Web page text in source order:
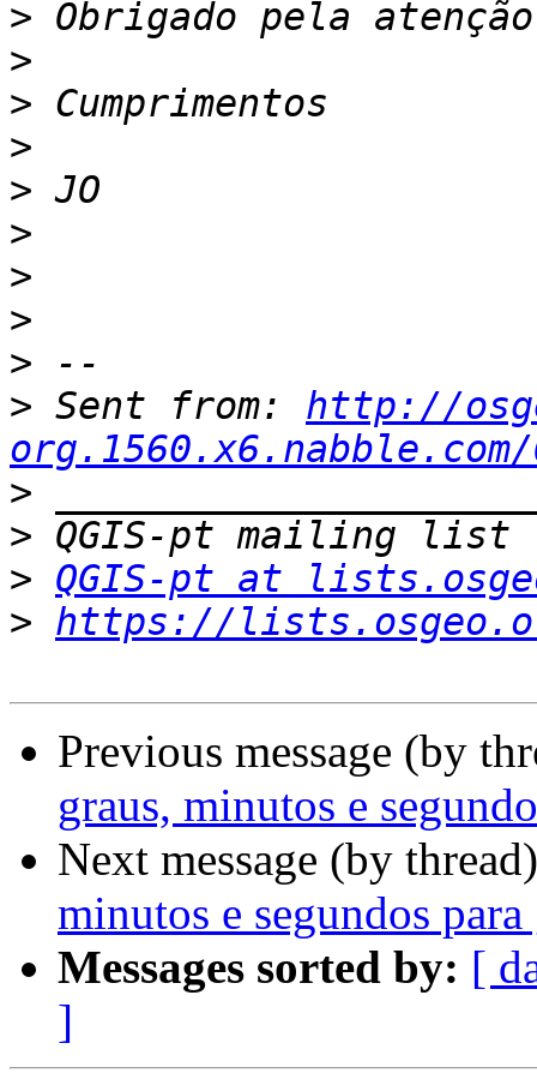
>
>
>
>
>
>
>
>
>
> Sent from: http://
>
>
> QGIS-pt at
> https://
Previous message (by
graus, minutos e
Next message (by
minutos e segundos
Messages sorted by: [
]